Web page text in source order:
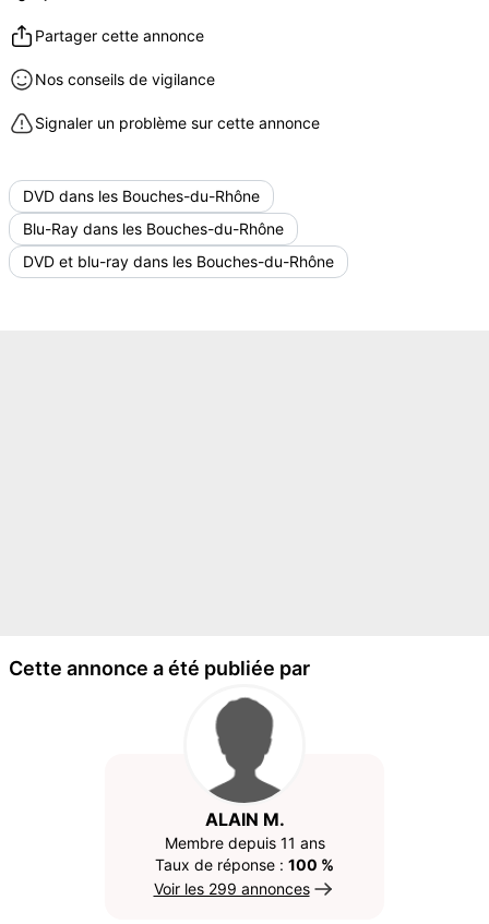
Partager cette annonce
Nos conseils de vigilance
Signaler un problème sur cette annonce
DVD dans les Bouches-du-Rhône
Blu-Ray dans les Bouches-du-Rhône
DVD et blu-ray dans les Bouches-du-Rhône
Cette annonce a été publiée par
ALAIN M.
Membre depuis 11 ans
Taux de réponse : 100 %
Voir les 299 annonces